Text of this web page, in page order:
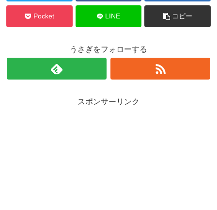
Pocket LINE コピー
うさぎをフォローする
スポンサーリンク